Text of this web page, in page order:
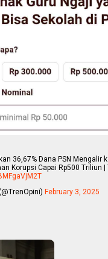
36,67% Dana PSN Mengalir
Korupsi Capai Rp500 Triliun |
February 3, 2025